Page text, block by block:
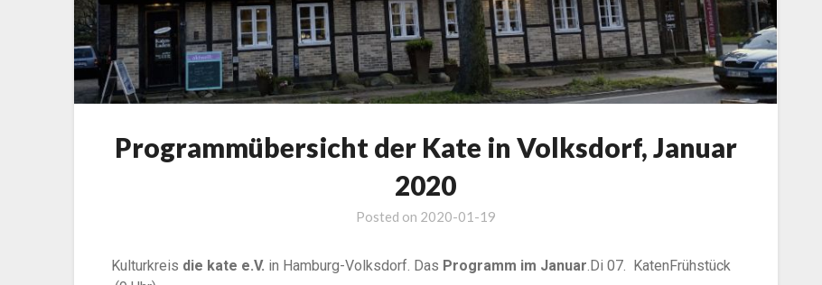
Programmübersicht der Kate in Volksdorf, Januar
2020
Posted on 2020-01-19
Kulturkreis die kate e.V. in Hamburg-Volksdorf. Das Programm im Januar .Di 07. KatenFrühstück